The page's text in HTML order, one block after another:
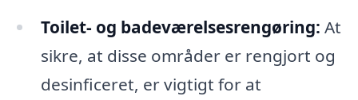
Toilet- og badeværelsesrengøring: At
sikre, at disse områder er rengjort og
desinficeret, er vigtigt for at